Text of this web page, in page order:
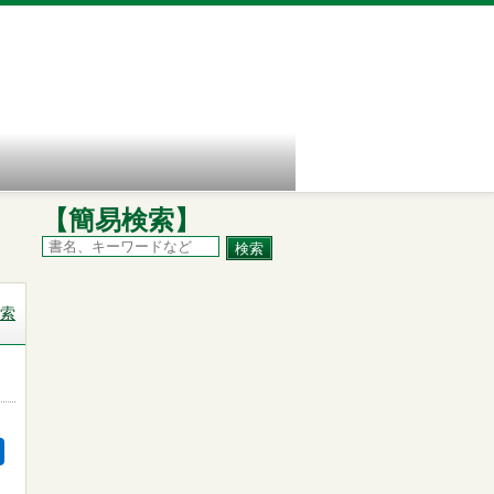
【簡易検索】